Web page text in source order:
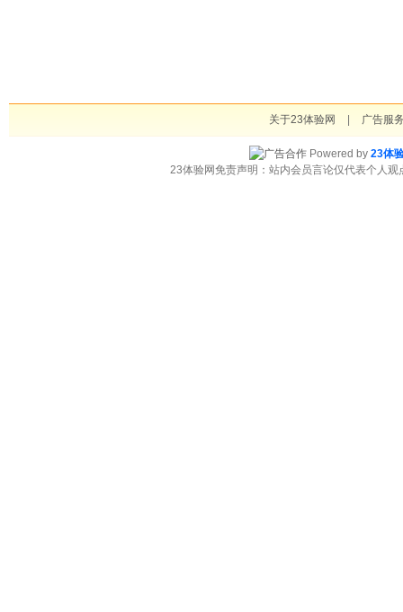
关于23体验网 广告服
Powered by 23体
23体验网免责声明：站内会员言论仅代表个人